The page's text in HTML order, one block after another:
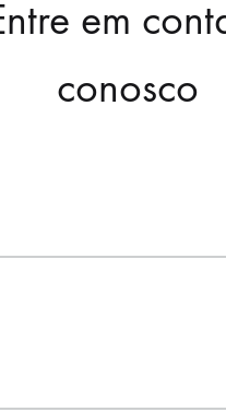
em
conosco